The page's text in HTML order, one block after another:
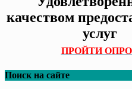
качеством
услуг
ПРОЙТИ
Поиск на сайте